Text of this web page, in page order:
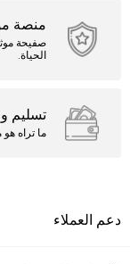
منصة
الحياة.
تسليم
ما تراه
دعم العملاء